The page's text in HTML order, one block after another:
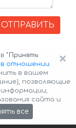
ОТПРАВИТЬ
Cookie Policy
×
"Принять
в отношении
в вашем
позволяющие
сайта и
все